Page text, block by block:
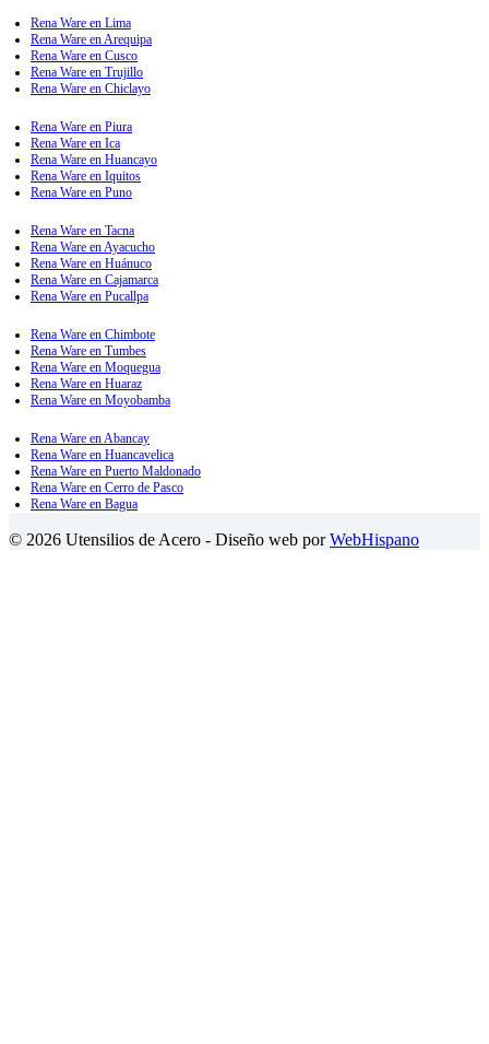
Rena Ware en Lima
Rena Ware en Arequipa
Rena Ware en Cusco
Rena Ware en Trujillo
Rena Ware en Chiclayo
Rena Ware en Piura
Rena Ware en Ica
Rena Ware en Huancayo
Rena Ware en Iquitos
Rena Ware en Puno
Rena Ware en Tacna
Rena Ware en Ayacucho
Rena Ware en Huánuco
Rena Ware en Cajamarca
Rena Ware en Pucallpa
Rena Ware en Chimbote
Rena Ware en Tumbes
Rena Ware en Moquegua
Rena Ware en Huaraz
Rena Ware en Moyobamba
Rena Ware en Abancay
Rena Ware en Huancavelica
Rena Ware en Puerto Maldonado
Rena Ware en Cerro de Pasco
Rena Ware en Bagua
© 2026 Utensilios de Acero - Diseño web porWebHispano